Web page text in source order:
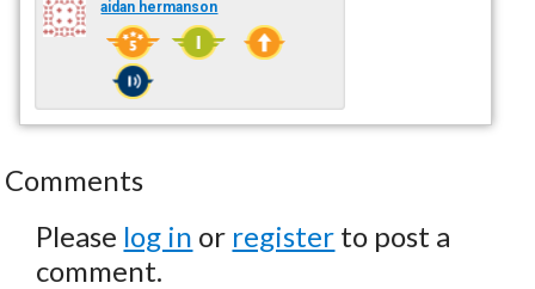
aidan hermanson
Comments
Please log in or register to post a
comment.